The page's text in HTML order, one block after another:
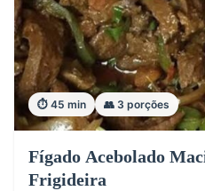
⏱️ 45 min 👥 3 porções
Fígado Acebolado
Frigideira